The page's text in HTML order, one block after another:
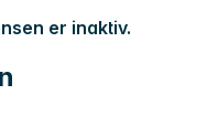
er inaktiv.